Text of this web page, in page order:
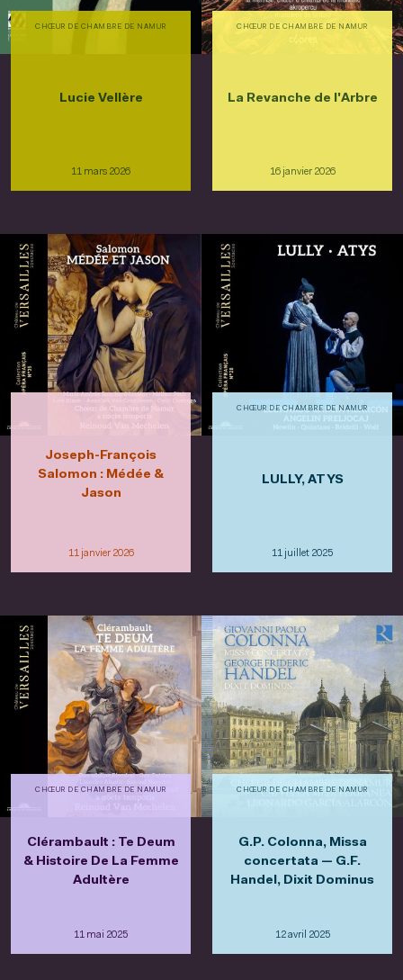
CHŒUR DE CHAMBRE DE NAMUR
Lucie Vellère
11 mars 2026
CHŒUR DE CHAMBRE DE NAMUR
La Revanche de l'Arbre
16 janvier 2026
Joseph-François
Salomon : Médée &
Jason
11 janvier 2026
CHŒUR DE CHAMBRE DE NAMUR
LULLY, ATYS
11 juillet 2025
CHŒUR DE CHAMBRE DE NAMUR
Clérambault : Te Deum
& Histoire De La Femme
Adultère
11 mai 2025
CHŒUR DE CHAMBRE DE NAMUR
G.P. Colonna, Missa
concertata — G.F.
Handel, Dixit Dominus
12 avril 2025